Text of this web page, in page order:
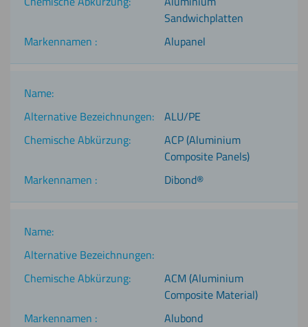
Sandwichplatten
Alupanel
ALU/PE
ACP (Aluminium
Composite Panels)
Dibond®
ACM (Aluminium
Composite Material)
Alubond